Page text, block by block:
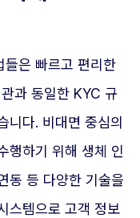
들은 빠르고 편리한
과 동일한 KYC 규
니다. 비대면 중심의
행하기 위해 생체 인
동 등 다양한 기술을
스템으로 고객 정보